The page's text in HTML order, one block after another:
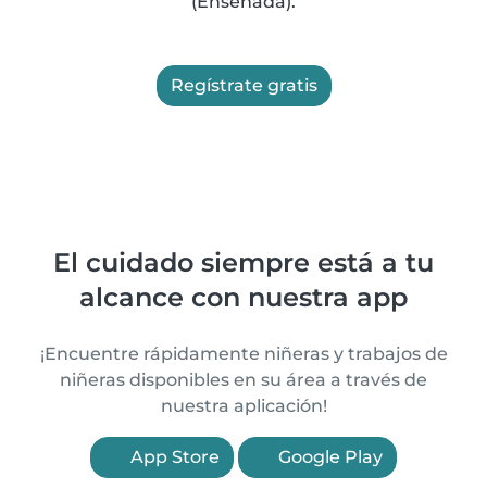
Regístrate gratis
El cuidado siempre está a tu
alcance con nuestra app
¡Encuentre rápidamente niñeras y trabajos de
niñeras disponibles en su área a través de
nuestra aplicación!
App Store Google Play